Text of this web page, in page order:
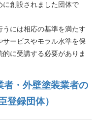
に創設されました団体で
には相応の基準を満たす
ービスやモラル水準を保
に受講する必要がありま
者・外壁塗装業者の
登録団体）